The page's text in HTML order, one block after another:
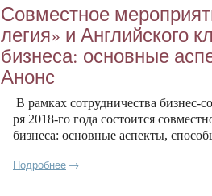
Сов­мес­тное
ле­гия» и Ан­глий­ско­го
биз­не­са: ос­новные
Анонс
В рам­ках сот­рудни­чес­тва биз­нес-
ря 2018-го го­да сос­то­ит­ся
биз­не­са: ос­новные ас­пекты,
Подробнее →